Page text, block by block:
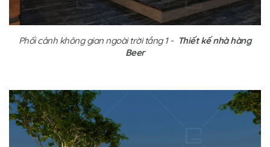
Phối cảnh không gian ngoài trời tầng 1 - Thiết kế nhà hàng
Beer